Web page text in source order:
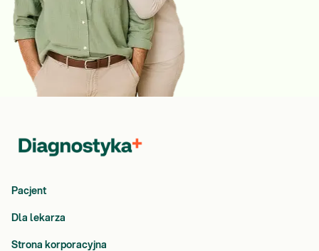
Pacjent
Dla lekarza
Strona korporacyjna